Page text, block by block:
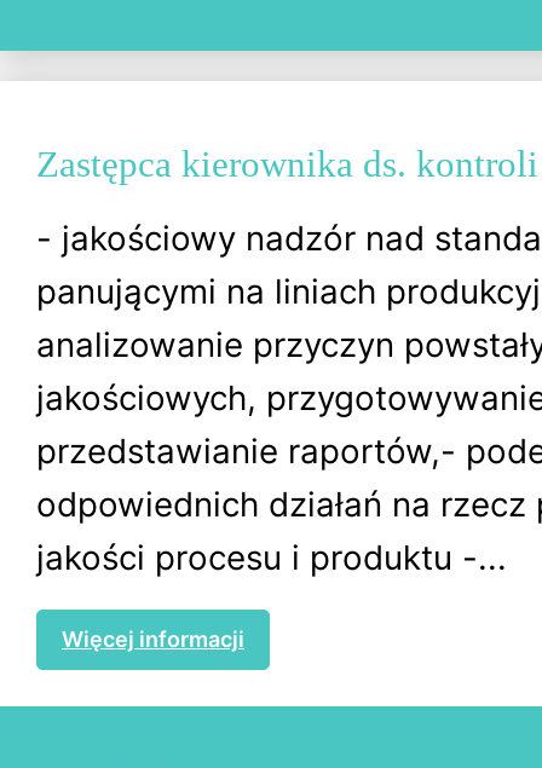
Zastępca kierownika ds.
- jakościowy nadzór nad
panującymi na liniach
analizowanie przyczyn
jakościowych,
przedstawianie raportów,-
odpowiednich działań na
jakości procesu i produktu -...
Więcej informacji